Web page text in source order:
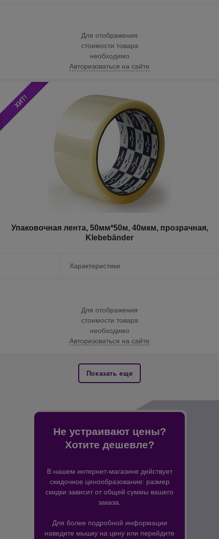
Для отображения
стоимости товара
необходимо
Авторизоваться на сайте
Упаковочная лента, 50мм*50м, 40мкм, прозрачная,
Klebebänder
Характеристики
Для отображения
стоимости товара
необходимо
Авторизоваться на сайте
Показать еще
Не устраивают цены?
Хотите дешевле?
В нашем интернет-магазине действует
скидочное ценообразование: размер
скидки зависит от общей суммы вашего
заказа.
Для более подробной информации
наведите мышку на цену или перейдите